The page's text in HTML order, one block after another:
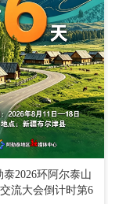
泰2026环阿尔泰山
流大会倒计时第6